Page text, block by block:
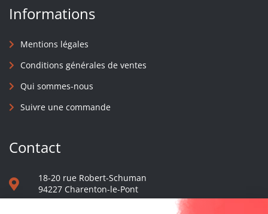
Informations
Mentions légales
Conditions générales de ventes
Qui sommes-nous
Suivre une commande
Contact
18-20 rue Robert-Schuman
94227 Charenton-le-Pont